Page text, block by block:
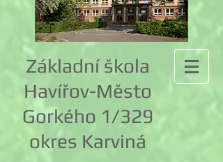
Základní škola
Havířov-Město
Gorkého 1/329
okres Karviná